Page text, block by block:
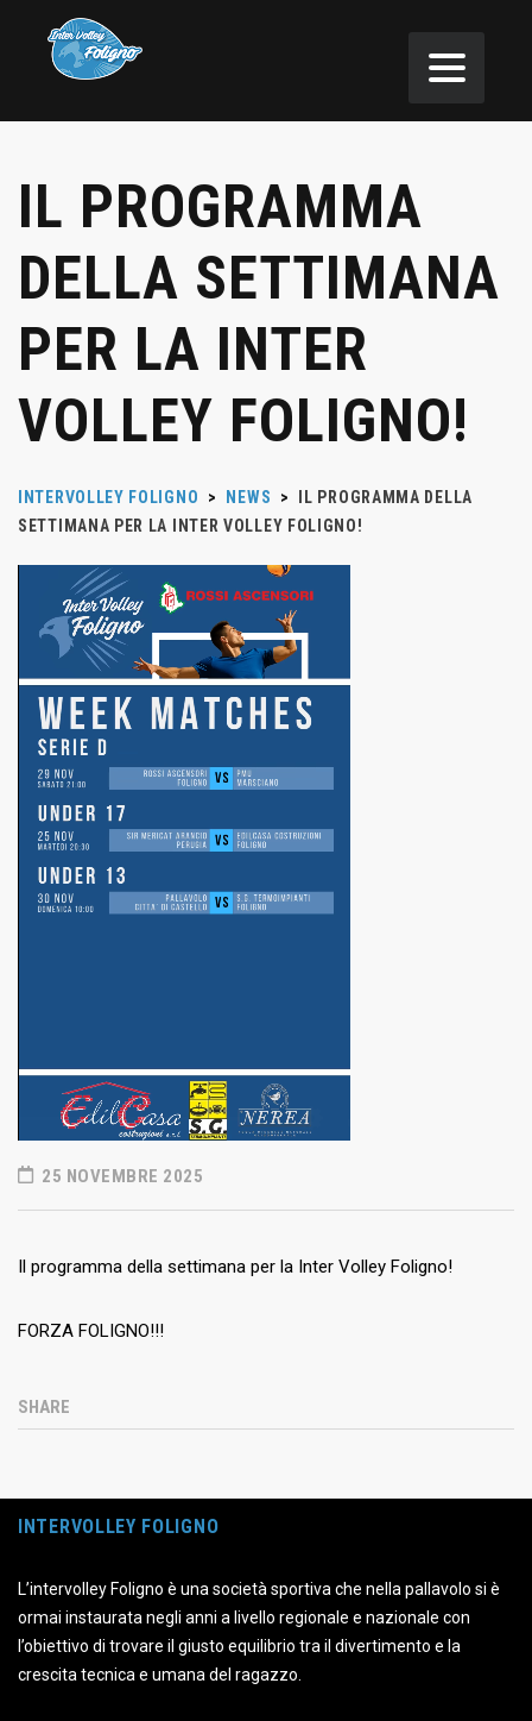
IL PROGRAMMA
DELLA SETTIMANA
PER LA INTER
VOLLEY FOLIGNO!
INTERVOLLEY FOLIGNO > NEWS >
IL PROGRAMMA DELLA
SETTIMANA PER LA INTER VOLLEY FOLIGNO!
25 NOVEMBRE 2025
Il programma della settimana per la Inter Volley Foligno!
FORZA FOLIGNO!!!
SHARE
INTERVOLLEY FOLIGNO
L’intervolley Foligno è una società sportiva che nella pallavolo si è
ormai instaurata negli anni a livello regionale e nazionale con
l’obiettivo di trovare il giusto equilibrio tra il divertimento e la
crescita tecnica e umana del ragazzo.